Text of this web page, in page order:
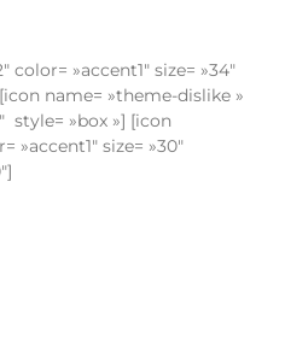
»accent1″ size= »34″
name= »theme-dislike »
style= »box »] [icon
»accent1″ size= »30″